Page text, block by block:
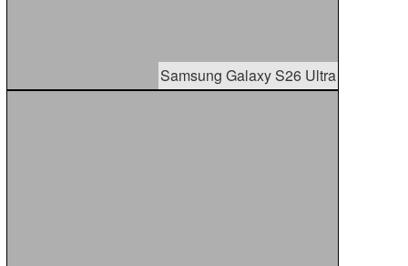
Samsung Galaxy S26 Ultra